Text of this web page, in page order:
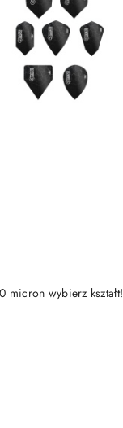
micron wybierz kształt!